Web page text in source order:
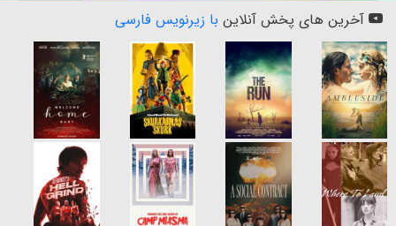
آخرین های پخش آنلاین با زیرنویس فارسی